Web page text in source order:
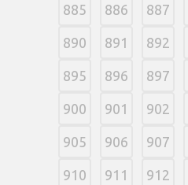
885 886 887
890 891 892
895 896 897
900 901 902
905 906 907
910 911 912